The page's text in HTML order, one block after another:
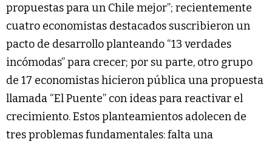
propuestas para un Chile mejor”; recientemente
cuatro economistas destacados suscribieron un
pacto de desarrollo planteando “13 verdades
incómodas” para crecer; por su parte, otro grupo
de 17 economistas hicieron pública una propuesta
llamada “El Puente” con ideas para reactivar el
crecimiento. Estos planteamientos adolecen de
tres problemas fundamentales: falta una